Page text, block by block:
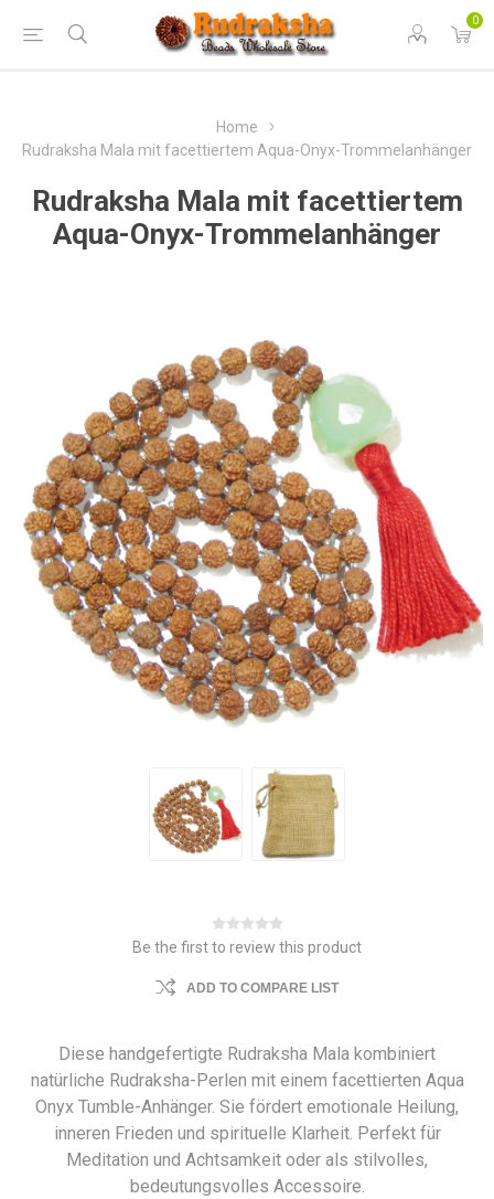
0
Home
Rudraksha Mala mit facettiertem Aqua-Onyx-Trommelanhänger
Rudraksha Mala mit facettiertem
Aqua-Onyx-Trommelanhänger
Be the first to review this product
ADD TO COMPARE LIST
Diese handgefertigte Rudraksha Mala kombiniert
natürliche Rudraksha-Perlen mit einem facettierten Aqua
Onyx Tumble-Anhänger. Sie fördert emotionale Heilung,
inneren Frieden und spirituelle Klarheit. Perfekt für
Meditation und Achtsamkeit oder als stilvolles,
bedeutungsvolles Accessoire.